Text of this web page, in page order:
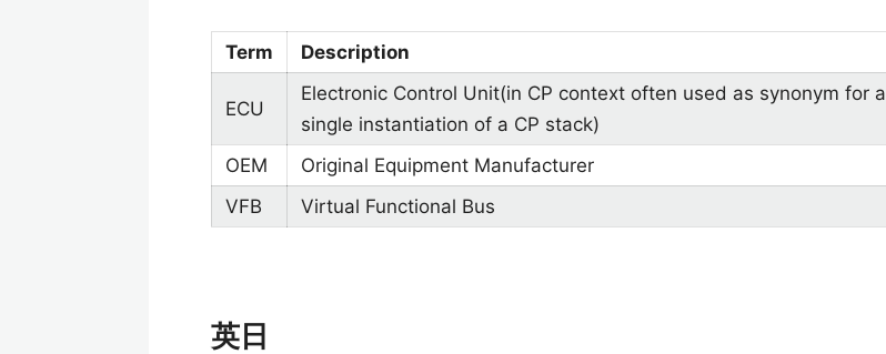
Term Description
ECU
Electronic Control Unit(in CP context often used as synonym for a
single instantiation of a CP stack)
OEM
Original Equipment Manufacturer
VFB
Virtual Functional Bus
英日